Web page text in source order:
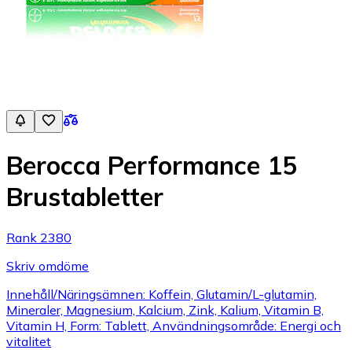
Berocca Performance 15
Brustabletter
Rank 2380
Skriv omdöme
Innehåll/Näringsämnen: Koffein, Glutamin/L-glutamin,
Mineraler, Magnesium, Kalcium, Zink, Kalium, Vitamin B,
Vitamin H, Form: Tablett, Användningsområde: Energi och
vitalitet